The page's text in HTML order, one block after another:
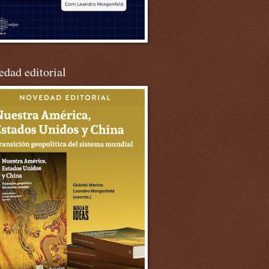
editorial